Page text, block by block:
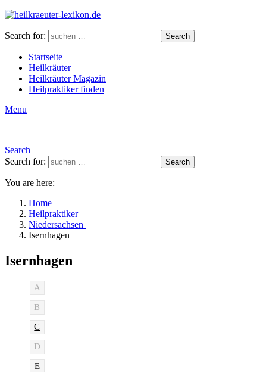
Search for: Search
Startseite
Heilkräuter
Heilkräuter Magazin
Heilpraktiker finden
Menu
Search
Search for:
Search
You are here:
Home
Heilpraktiker
Niedersachsen
Isernhagen
Isernhagen
A
B
C
D
E